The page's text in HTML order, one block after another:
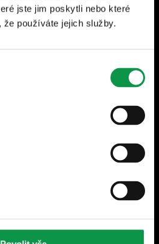
jste jim poskytli nebo které
používáte jejich služby.
zpracováním osobních údajů. Z
odhlásit.
údajů